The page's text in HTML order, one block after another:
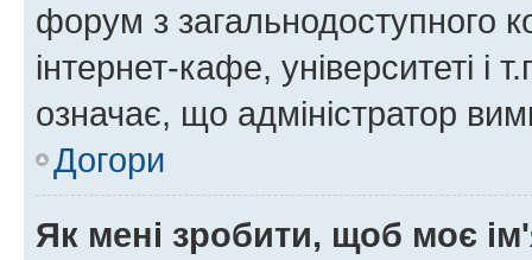
форум з загальнодоступного
інтернет-кафе, університеті і
означає, що адміністратор
Догори
Як мені зробити, щоб моє